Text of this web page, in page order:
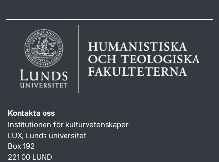
Kontakta oss
Institutionen för kulturvetenskaper
LUX, Lunds universitet
Box 192
221 00 LUND